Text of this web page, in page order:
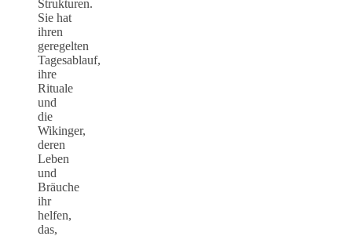
Strukturen.
Sie hat
ihren
geregelten
Tagesablauf,
ihre
Rituale
und
die
Wikinger,
deren
Leben
und
Bräuche
ihr
helfen,
das,